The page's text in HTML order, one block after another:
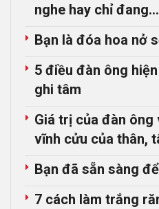
nghe hay chỉ
Bạn là đóa hoa nở
5 điều đàn ông
ghi tâm
Giá trị của đàn ông
vĩnh cửu của thân,
Bạn đã sẵn sàng
7 cách làm trắng